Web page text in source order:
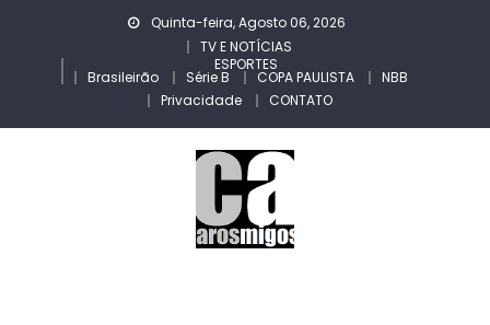
Quinta-feira, Agosto 06, 2026
TV E NOTÍCIAS
ESPORTES
Brasileirão Série B COPA PAULISTA
NBB
Privacidade
CONTATO